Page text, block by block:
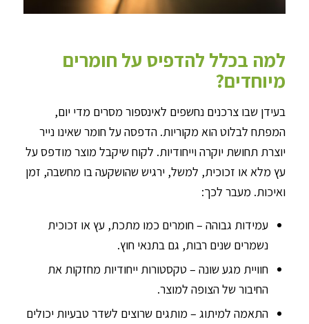
למה בכלל להדפיס על חומרים
מיוחדים?
בעידן שבו צרכנים נחשפים לאינספור מסרים מדי יום,
המפתח לבלוט הוא מקוריות. הדפסה על חומר שאינו נייר
יוצרת תחושת יוקרה וייחודיות. לקוח שיקבל מוצר מודפס על
עץ מלא או זכוכית, למשל, ירגיש שהושקעה בו מחשבה, זמן
ואיכות. מעבר לכך:
עמידות גבוהה – חומרים כמו מתכת, עץ או זכוכית
נשמרים שנים רבות, גם בתנאי חוץ.
חוויית מגע שונה – טקסטורות ייחודיות מחזקות את
החיבור של הצופה למוצר.
התאמה למיתוג – מותגים שרוצים לשדר טבעיות יכולים